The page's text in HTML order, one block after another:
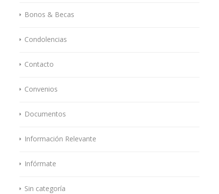
Bonos & Becas
Condolencias
Contacto
Convenios
Documentos
Información Relevante
Infórmate
Sin categoría